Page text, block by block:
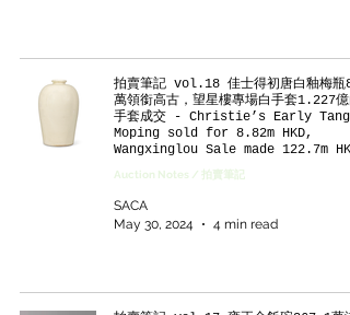
拍賣筆記 vol.18 佳士得初唐白釉梅瓶
萬領銜高古，望星樓專場白手套1.227億
手套成交 - Christie’s Early Tang
Moping sold for 8.82m HKD,
Wangxinglou Sale made 122.7m
Auction Notes / 拍賣筆記
SACA
May 30, 2024
4 min read